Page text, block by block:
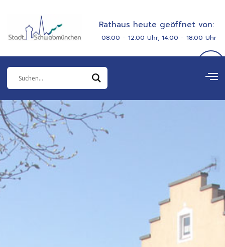
springen
Rathaus heute geöffnet von:
08:00 - 12:00 Uhr, 14:00 - 18:00 Uhr